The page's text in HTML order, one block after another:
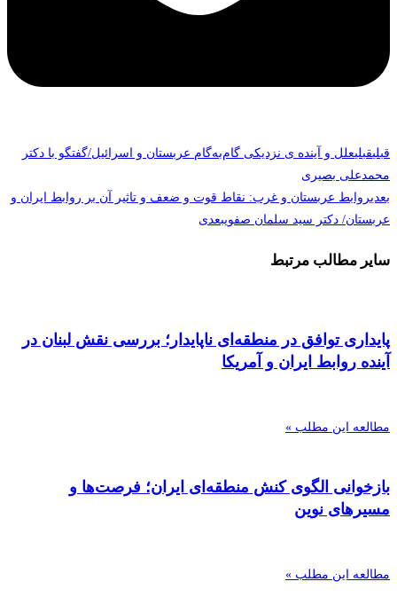
قبلیقبلیعلل و آینده ی نزدیکی گام‌به‌گام عربستان و اسرائیل/گفتگو با دکتر
محمدعلی بصیری
بعدیروابط عربستان و غرب: نقاط قوت و ضعف و تاثیر آن بر روابط ایران و
عربستان/ دکتر سید سلمان صفویبعدی
سایر مطالب مرتبط
پایداری توافق در منطقه‌ای ناپایدار؛ بررسی نقش لبنان در
آینده روابط ایران و آمریکا
مطالعه این مطلب »
بازخوانی الگوی کنش منطقه‌ای ایران؛ فرصت‌ها و
مسیرهای نوین
مطالعه این مطلب »